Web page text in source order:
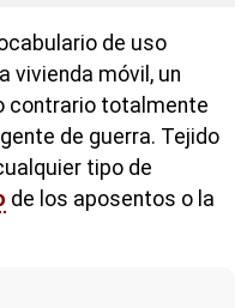
de uso
vivienda móvil, un
contrario totalmente
de guerra. Tejido
tipo de
de los aposentos o la